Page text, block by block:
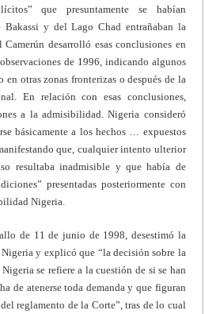
que presuntamente se habían
Bakassi y del Lago Chad entrañaban la
desarrolló esas conclusiones en
de 1996, indicando algunos
otras zonas fronterizas o después de la
En relación con esas conclusiones,
a la admisibilidad. Nigeria consideró
básicamente a los hechos … expuestos
que, cualquier intento ulterior
resultaba inadmisible y que había de
presentadas posteriormente con
Nigeria.
de 11 de junio de 1998, desestimó la
y explicó que “la decisión sobre la
se refiere a la cuestión de si se han
de atenerse toda demanda y que figuran
reglamento de la Corte”, tras de lo cual